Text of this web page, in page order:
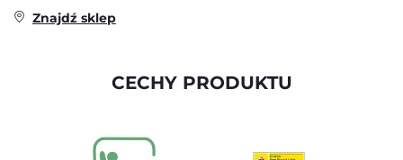
Znajdź sklep
CECHY PRODUKTU